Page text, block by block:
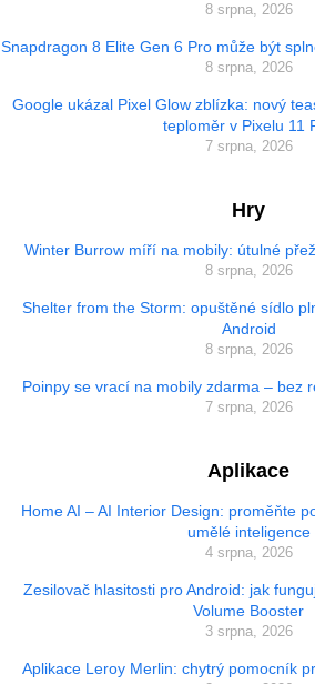
8 srpna, 2026
Snapdragon 8 Elite Gen 6 Pro může být
8 srpna, 2026
Google ukázal Pixel Glow zblízka: nový
teploměr v Pixelu 11
7 srpna, 2026
Hry
Winter Burrow míří na mobily: útulné
8 srpna, 2026
Shelter from the Storm: opuštěné sídlo
Android
8 srpna, 2026
Poinpy se vrací na mobily zdarma – bez
7 srpna, 2026
Aplikace
Home AI – AI Interior Design: proměňte
umělé inteligence
4 srpna, 2026
Zesilovač hlasitosti pro Android: jak
Volume Booster
3 srpna, 2026
Aplikace Leroy Merlin: chytrý pomocník